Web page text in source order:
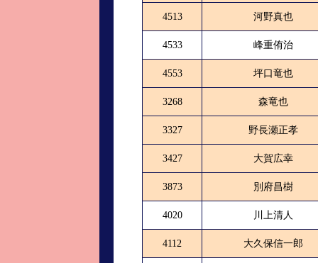
4513 河野真也
4533 峰重侑治
4553 坪口竜也
3268 森竜也
3327 野長瀬正孝
3427 大賀広幸
3873 別府昌樹
4020 川上清人
4112 大久保信一郎